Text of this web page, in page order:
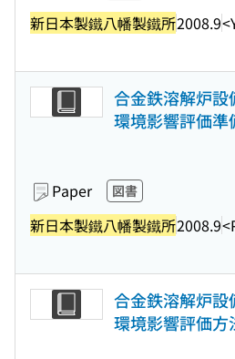
新日本製鐵八幡製鐵所2008.9
合金鉄溶解炉設
環境影響評価準
Paper 図書
新日本製鐵八幡製鐵所2008.9
合金鉄溶解炉設
環境影響評価方